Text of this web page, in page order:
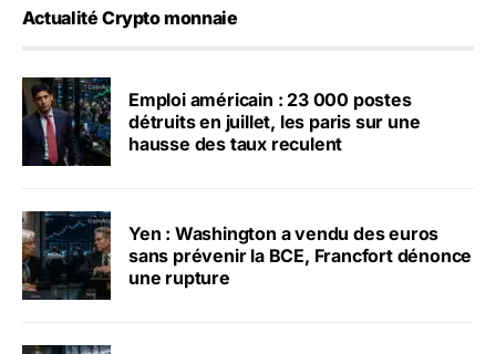
Actualité Crypto monnaie
Emploi américain : 23 000 postes
détruits en juillet, les paris sur une
hausse des taux reculent
Yen : Washington a vendu des euros
sans prévenir la BCE, Francfort dénonce
une rupture